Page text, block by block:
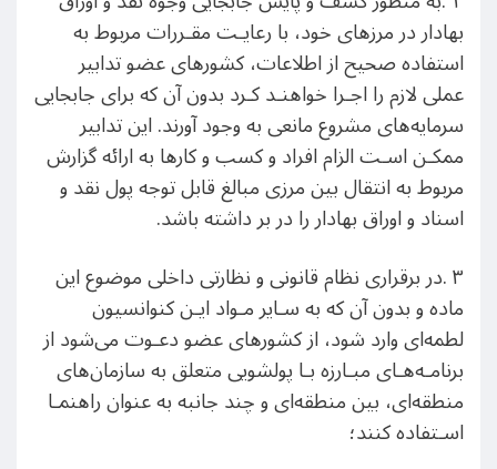
بهادار در مرزهای خود، با رعایـت مقـررات مربوط به
استفاده صحیح از اطلاعات، کشورهای عضو تدابیر
عملی لازم را اجـرا خواهنـد کـرد بدون آن که برای جابجایی
سرمایه‌های مشروع مانعی به وجود آورند. این تدابیر
ممکـن اسـت الزام افراد و کسب و کارها به ارائه گزارش
مربوط به انتقال بین مرزی مبالغ قابل توجه پول نقد و
اسناد و اوراق بهادار را در بر داشته باشد.
٣ .در برقراری نظام قانونی و نظارتی داخلی موضوع این
ماده و بدون آن که به سـایر مـواد ایـن کنوانسیون
لطمه‌ای وارد شود، از کشورهای عضو دعـوت می‌شود از
برنامـه‌هـای مبـارزه بـا پولشویی متعلق به سازمان‌های
منطقه‌ای، بین منطقه‌ای و چند جانبه به عنوان راهنمـا
اسـتفاده کنند؛